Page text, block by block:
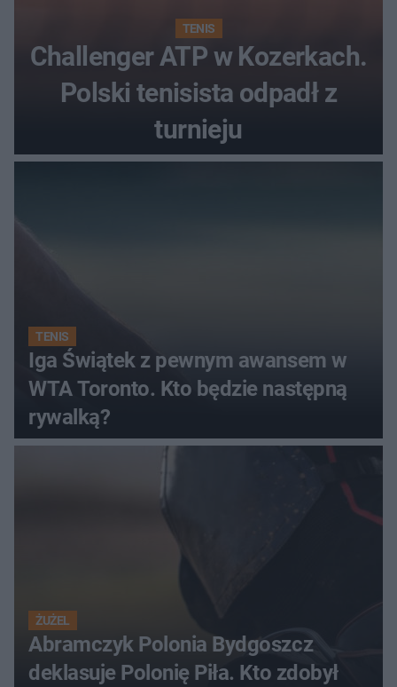
TENIS
Challenger ATP w Kozerkach.
Polski tenisista odpadł z
turnieju
TENIS
Iga Świątek z pewnym awansem w
WTA Toronto. Kto będzie następną
rywalką?
ŻUŻEL
Abramczyk Polonia Bydgoszcz
deklasuje Polonię Piła. Kto zdobył